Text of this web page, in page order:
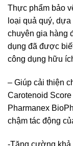
Thực phẩm bảo
loại quả quý,
chuyên gia hàng
dụng đã được
công dụng hữu
– Giúp cải thiện
Carotenoid
Pharmanex
chậm tác động
-Tăng cường khả